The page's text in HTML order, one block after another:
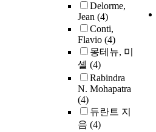
Delorme,
Jean (4)
Conti,
Flavio (4)
몽테뉴, 미
셸 (4)
Rabindra
N. Mohapatra
(4)
듀란트 지
음 (4)